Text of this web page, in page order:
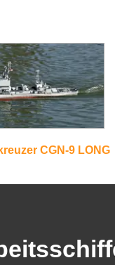
CGN-9 LONG